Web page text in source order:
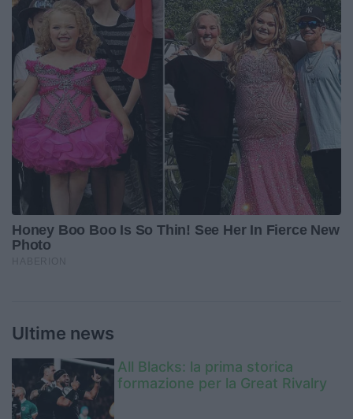
Ultime news
All Blacks: la prima storica
formazione per la Great Rivalry